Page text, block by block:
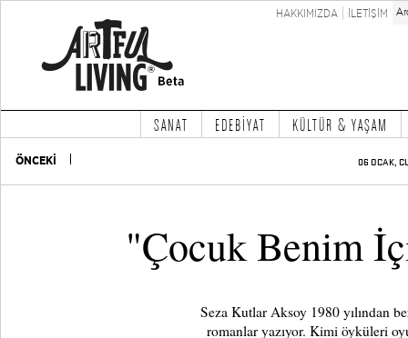
HAKKIMIZDA İLETİŞİM
SANAT EDEBİYAT KÜLTÜR & YAŞAM
ÖNCEKİ 06 OCAK,
"Çocuk Benim
Seza Kutlar Aksoy 1980 yılından
romanlar yazıyor. Kimi öyküleri